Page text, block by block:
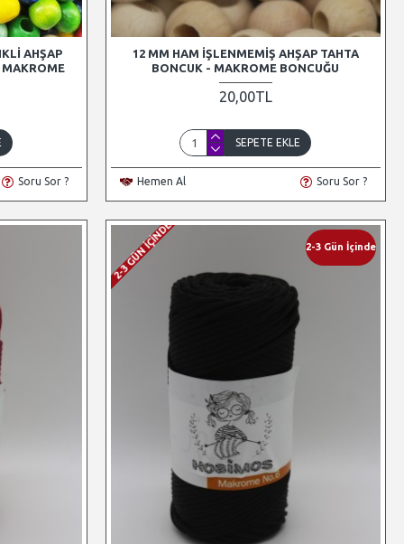
AHŞAP
MAKROME
Soru Sor ?
12 MM HAM İŞLENMEMIŞ AHŞAP TAHTA
BONCUK - MAKROME BONCUĞU
20,00TL
SEPETE EKLE
Hemen Al Soru Sor ?
2-3 Gün İçinde
2-3 GÜN İÇINDE